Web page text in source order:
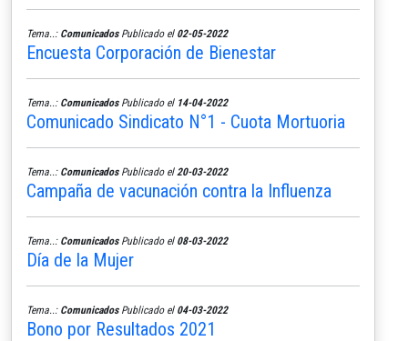
Tema..: ComunicadosPublicado el 02-05-2022
Encuesta Corporación de Bienestar
Tema..: ComunicadosPublicado el 14-04-2022
Comunicado Sindicato N°1 - Cuota Mortuoria
Tema..: ComunicadosPublicado el 20-03-2022
Campaña de vacunación contra la Influenza
Tema..: ComunicadosPublicado el 08-03-2022
Día de la Mujer
Tema..: ComunicadosPublicado el 04-03-2022
Bono por Resultados 2021